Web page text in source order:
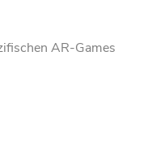
AR-Games